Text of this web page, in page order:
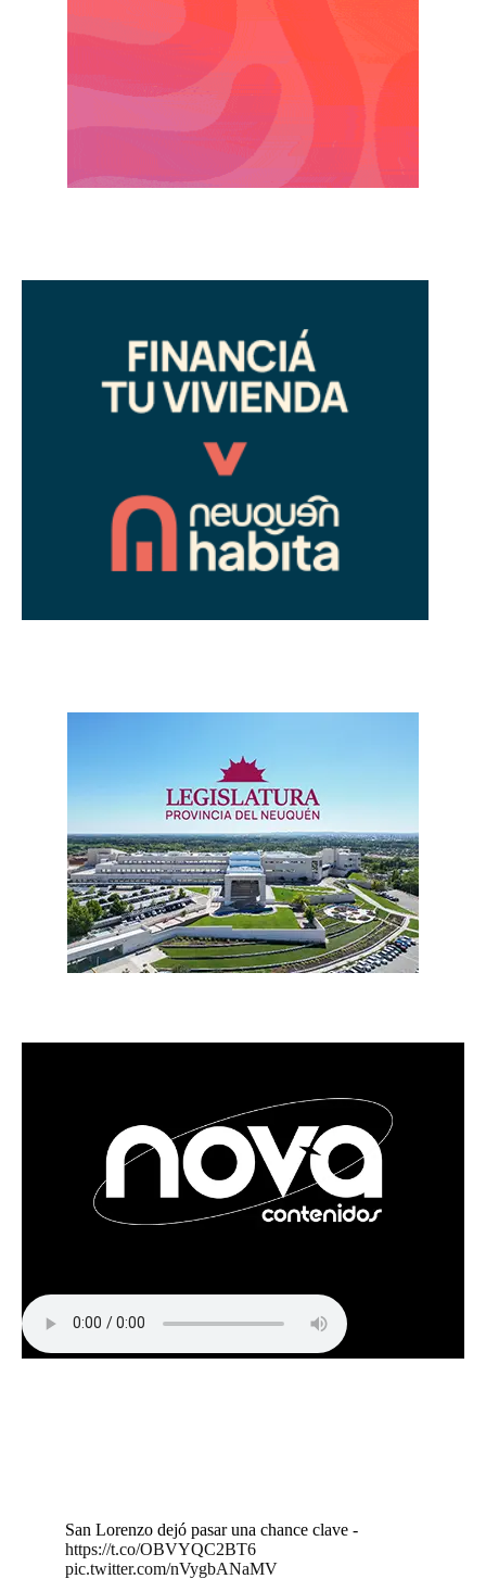
San Lorenzo dejó pasar una chance clave -
https://t.co/OBVYQC2BT6
pic.twitter.com/nVygbANaMV